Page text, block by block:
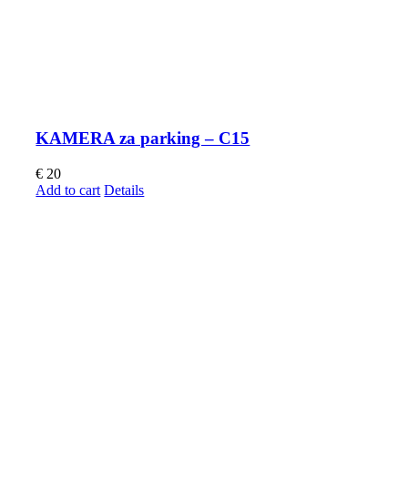
KAMERA za parking – C15
€ 20
Add to cart Details